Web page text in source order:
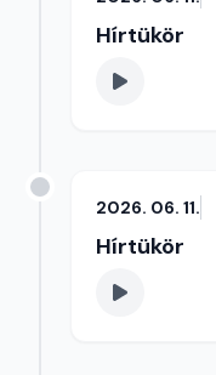
Hírtükör
2026. 06. 11.
Hírtükör